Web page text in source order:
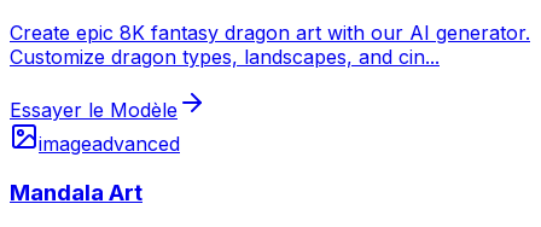
Create epic 8K fantasy dragon art with our AI generator.
Customize dragon types, landscapes, and cin...
Essayer le Modèle
imageadvanced
Mandala Art